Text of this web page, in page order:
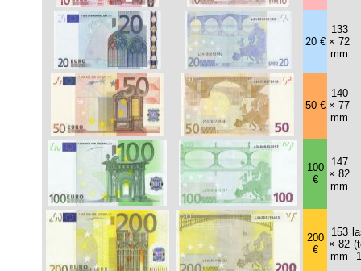
20 €
133
× 72
mm
50 €
140
× 77
mm
100
€
147
× 82
mm
200
€
153
× 82
mm